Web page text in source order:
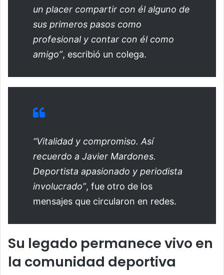
un placer compartir con él alguno de
sus primeros pasos como
profesional y contar con él como
amigo”, escribió un colega.
“Vitalidad y compromiso. Así
recuerdo a Javier Mardones.
Deportista apasionado y periodista
involucrado”, fue otro de los
mensajes que circularon en redes.
Su legado permanece vivo en
la comunidad deportiva